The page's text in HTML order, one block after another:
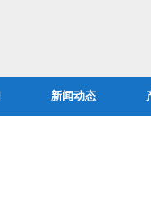
新闻动态